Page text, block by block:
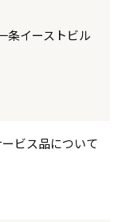
条イーストビル
ビス品について